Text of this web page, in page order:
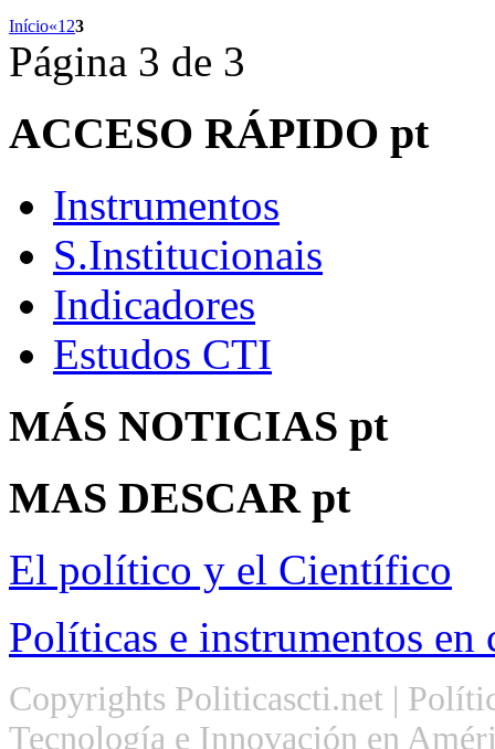
Início«1 23
Página 3 de 3
ACCESO RÁPIDO pt
Instrumentos
S.Institucionais
Indicadores
Estudos CTI
MÁS NOTICIAS pt
MAS DESCAR pt
El político y el Científico
Políticas e instrumentos
Copyrights Politicascti.net |
Tecnología e Innovación en